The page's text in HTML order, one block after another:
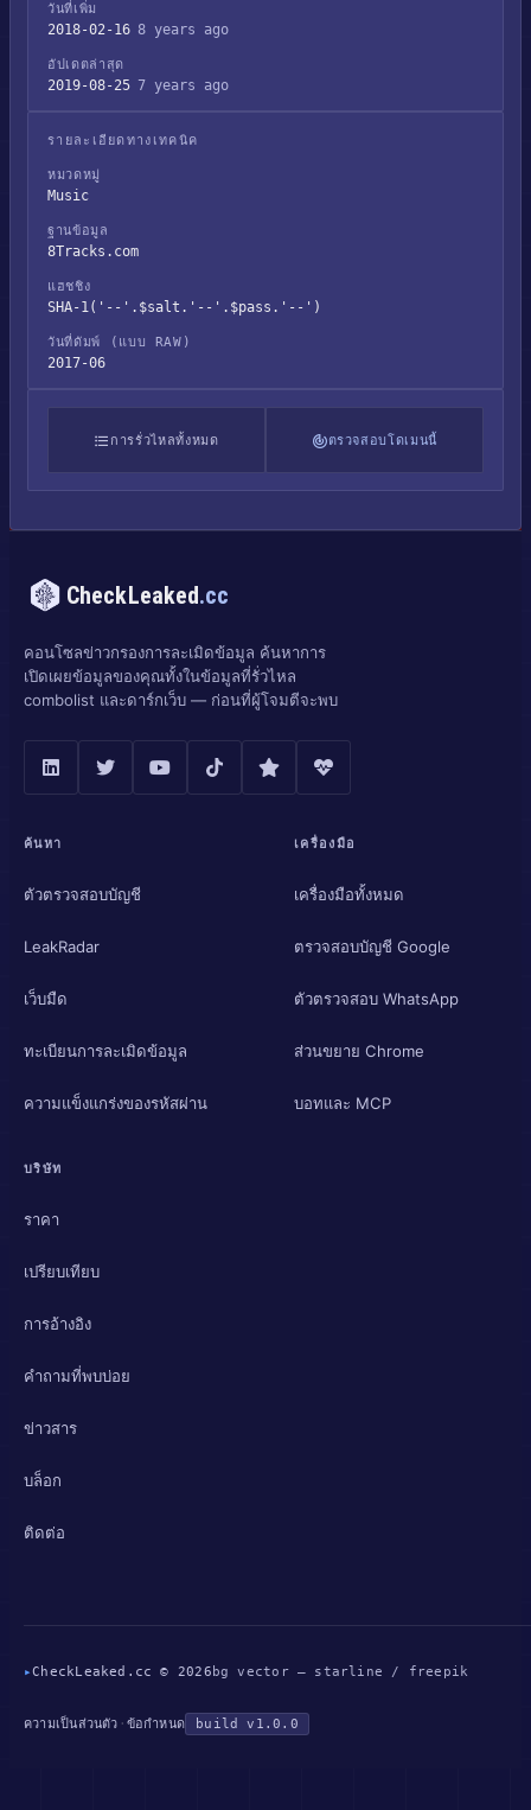
วันที่เพิ่ม
2018-02-16 8 years ago
อัปเดตล่าสุด
2019-08-25 7 years ago
รายละเอียดทางเทคนิค
หมวดหมู่
Music
ฐานข้อมูล
8Tracks.com
แฮชชิง
SHA-1('--'.$salt.'--'.$pass.'--')
วันที่ดัมพ์ (แบบ RAW)
2017-06
การรั่วไหลทั้งหมด ตรวจสอบโดเมนนี้
CheckLeaked.cc
คอนโซลข่าวกรองการละเมิดข้อมูล ค้นหาการ
เปิดเผยข้อมูลของคุณทั้งในข้อมูลที่รั่วไหล
combolist และดาร์กเว็บ — ก่อนที่ผู้โจมตีจะพบ
ค้นหา
ตัวตรวจสอบบัญชี
LeakRadar
เว็บมืด
ทะเบียนการละเมิดข้อมูล
ความแข็งแกร่งของรหัสผ่าน
เครื่องมือ
เครื่องมือทั้งหมด
ตรวจสอบบัญชี Google
ตัวตรวจสอบ WhatsApp
ส่วนขยาย Chrome
บอทและ MCP
บริษัท
ราคา
เปรียบเทียบ
การอ้างอิง
คำถามที่พบบ่อย
ข่าวสาร
บล็อก
ติดต่อ
▸CheckLeaked.cc © 2026 bg vector — starline / freepik
ความเป็นส่วนตัว · ข้อกำหนด build v1.0.0